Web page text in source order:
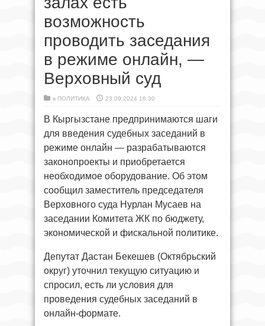
возможность
проводить заседания
в режиме онлайн, —
Верховный суд
в ПОЛИТИКА 23.09.2024 16:30
В Кыргызстане предпринимаются шаги
для введения судебных заседаний в
режиме онлайн — разрабатываются
законопроекты и приобретается
необходимое оборудование. Об этом
сообщил заместитель председателя
Верховного суда Нурлан Мусаев на
заседании Комитета ЖК по бюджету,
экономической и фискальной политике.
Депутат Дастан Бекешев (Октябрьский
округ) уточнил текущую ситуацию и
спросил, есть ли условия для
проведения судебных заседаний в
онлайн-формате.